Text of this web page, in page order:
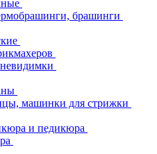
брашинги
машинки для стрижки
и педикюра